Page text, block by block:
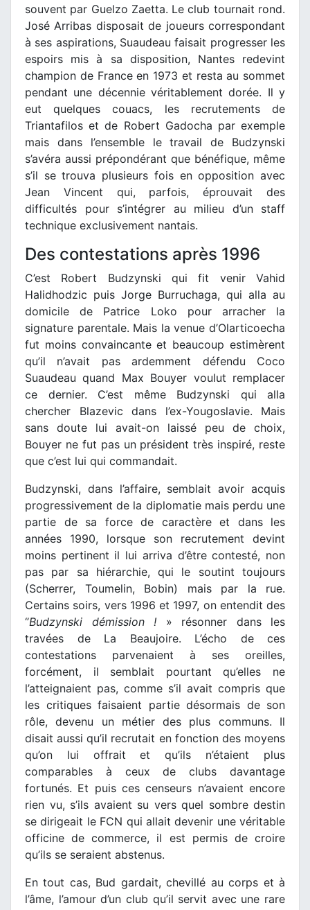
souvent par Guelzo Zaetta. Le club tournait rond.
José Arribas disposait de joueurs correspondant
à ses aspirations, Suaudeau faisait progresser les
espoirs mis à sa disposition, Nantes redevint
champion de France en 1973 et resta au sommet
pendant une décennie véritablement dorée. Il y
eut quelques couacs, les recrutements de
Triantafilos et de Robert Gadocha par exemple
mais dans l’ensemble le travail de Budzynski
s’avéra aussi prépondérant que bénéfique, même
s’il se trouva plusieurs fois en opposition avec
Jean Vincent qui, parfois, éprouvait des
difficultés pour s’intégrer au milieu d’un staff
technique exclusivement nantais.
Des contestations après 1996
C’est Robert Budzynski qui fit venir Vahid
Halidhodzic puis Jorge Burruchaga, qui alla au
domicile de Patrice Loko pour arracher la
signature parentale. Mais la venue d’Olarticoecha
fut moins convaincante et beaucoup estimèrent
qu’il n’avait pas ardemment défendu Coco
Suaudeau quand Max Bouyer voulut remplacer
ce dernier. C’est même Budzynski qui alla
chercher Blazevic dans l’ex-Yougoslavie. Mais
sans doute lui avait-on laissé peu de choix,
Bouyer ne fut pas un président très inspiré, reste
que c’est lui qui commandait.
Budzynski, dans l’affaire, semblait avoir acquis
progressivement de la diplomatie mais perdu une
partie de sa force de caractère et dans les
années 1990, lorsque son recrutement devint
moins pertinent il lui arriva d’être contesté, non
pas par sa hiérarchie, qui le soutint toujours
(Scherrer, Toumelin, Bobin) mais par la rue.
Certains soirs, vers 1996 et 1997, on entendit des
‘’Budzynski démission ! » résonner dans les
travées de La Beaujoire. L’écho de ces
contestations parvenaient à ses oreilles,
forcément, il semblait pourtant qu’elles ne
l’atteignaient pas, comme s’il avait compris que
les critiques faisaient partie désormais de son
rôle, devenu un métier des plus communs. Il
disait aussi qu’il recrutait en fonction des moyens
qu’on lui offrait et qu’ils n’étaient plus
comparables à ceux de clubs davantage
fortunés. Et puis ces censeurs n’avaient encore
rien vu, s’ils avaient su vers quel sombre destin
se dirigeait le FCN qui allait devenir une véritable
officine de commerce, il est permis de croire
qu’ils se seraient abstenus.
En tout cas, Bud gardait, chevillé au corps et à
l’âme, l’amour d’un club qu’il servit avec une rare